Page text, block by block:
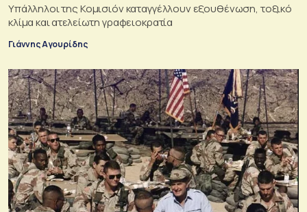
Υπάλληλοι της Κομισιόν καταγγέλλουν εξουθένωση, τοξικό
κλίμα και ατελείωτη γραφειοκρατία
Γιάννης Αγουρίδης